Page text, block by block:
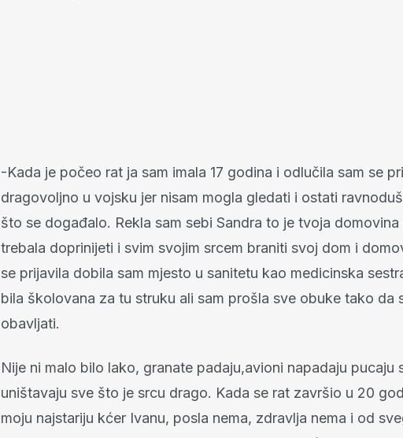
-Kada je počeo rat ja sam imala 17 godina i odlučila sam se
dragovoljno u vojsku jer nisam mogla gledati i ostati
što se događalo. Rekla sam sebi Sandra to je tvoja domovina
trebala doprinijeti i svim svojim srcem braniti svoj dom i
se prijavila dobila sam mjesto u sanitetu kao medicinska
bila školovana za tu struku ali sam prošla sve obuke tako da
obavljati.
Nije ni malo bilo lako, granate padaju,avioni napadaju pucaju
uništavaju sve što je srcu drago. Kada se rat završio u 20
moju najstariju kćer Ivanu, posla nema, zdravlja nema i od